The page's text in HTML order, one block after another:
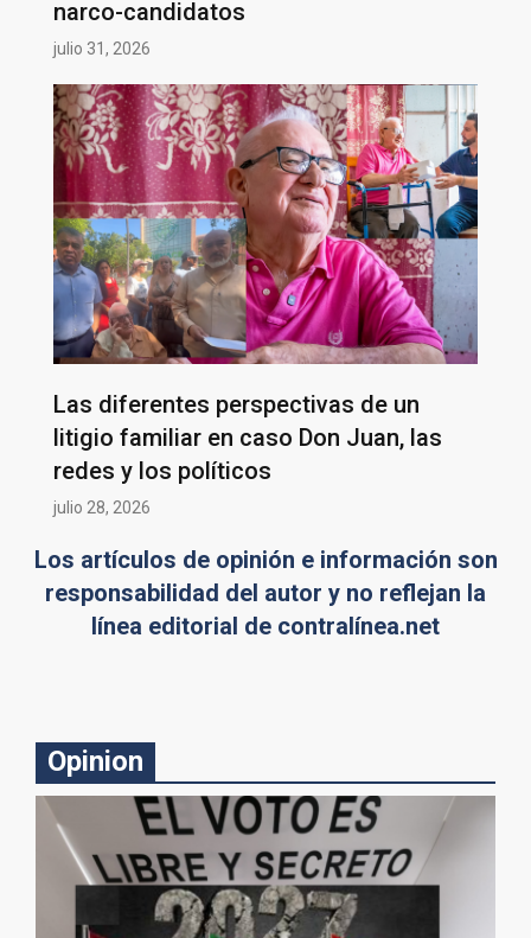
narco-candidatos
julio 31, 2026
Las diferentes perspectivas de un
litigio familiar en caso Don Juan, las
redes y los políticos
julio 28, 2026
Los artículos de opinión e información son
responsabilidad del autor y no reflejan la
línea editorial de contralínea.net
Opinion